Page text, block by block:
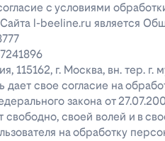
с условиями
l-beeline.ru является
115162, г. Москва, вн. тер.
дает свое согласие на
закона от
свободно, своей волей и в
на обработку